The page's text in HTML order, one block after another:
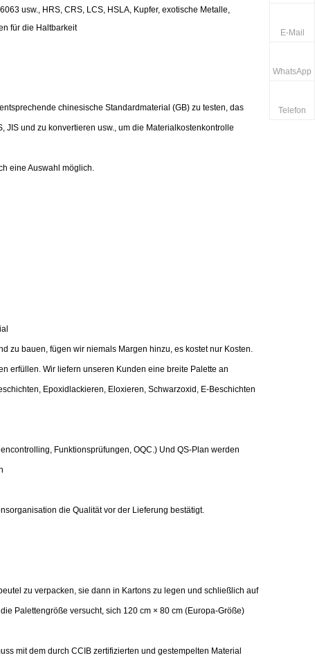
usw., HRS, CRS, LCS, HSLA, Kupfer, exotische Metalle,
für die Haltbarkeit
chinesische Standardmaterial (GB) zu testen, das
JIS und zu konvertieren usw., um die Materialkostenkontrolle
eine Auswahl möglich.
zu bauen, fügen wir niemals Margen hinzu, es kostet nur Kosten.
erfüllen. Wir liefern unseren Kunden eine breite Palette an
Epoxidlackieren, Eloxieren, Schwarzoxid, E-Beschichten
Funktionsprüfungen, OQC.) Und QS-Plan werden
die Qualität vor der Lieferung bestätigt.
zu verpacken, sie dann in Kartons zu legen und schließlich auf
Palettengröße versucht, sich 120 cm × 80 cm (Europa-Größe)
mit dem durch CCIB zertifizierten und gestempelten Material
E-Mail
WhatsApp
Telefon